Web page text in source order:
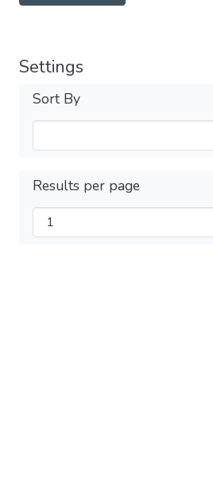
Settings
Sort By
Results per page